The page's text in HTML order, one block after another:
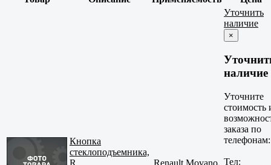
Кнопка
стеклоподъемника,
Уточнить
наличие
×
наличие
Уточните
стоимость
заказа по
телефонам:
Тел: